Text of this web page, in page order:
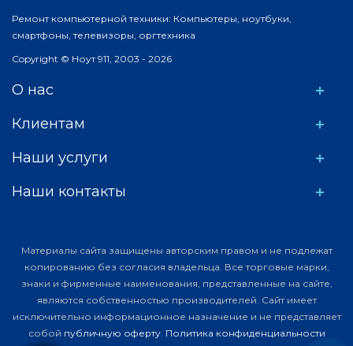
Ремонт компьютерной техники: Компьютеры, ноутбуки,
смартфоны, телевизоры, оргтехника
Copyright © Ноут 911, 2003 - 2026
О нас
Клиентам
Наши услуги
Наши контакты
Материалы сайта защищены авторским правом и не подлежат
копированию без согласия владельца. Все торговые марки,
знаки и фирменные наименования, представленные на сайте,
являются собственностью производителей. Сайт имеет
исключительно информационное назначение и не представляет
собой публичную оферту. Политика конфиденциальности